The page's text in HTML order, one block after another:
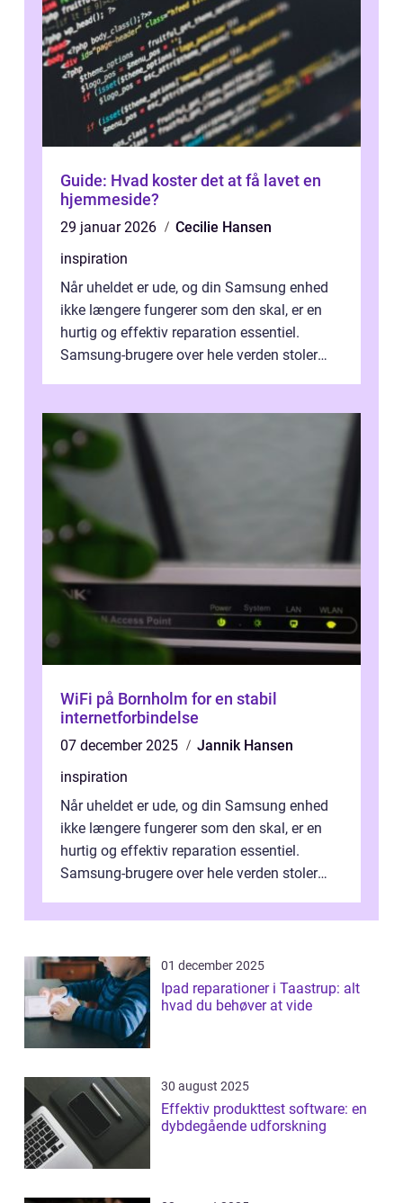
Guide: Hvad koster det at få lavet en
hjemmeside?
29 januar 2026
Cecilie Hansen
inspiration
Når uheldet er ude, og din Samsung enhed
ikke længere fungerer som den skal, er en
hurtig og effektiv reparation essentiel.
Samsung-brugere over hele verden stoler
WiFi på Bornholm for en stabil
internetforbindelse
07 december 2025
Jannik Hansen
inspiration
Når uheldet er ude, og din Samsung enhed
ikke længere fungerer som den skal, er en
hurtig og effektiv reparation essentiel.
Samsung-brugere over hele verden stoler
01 december 2025
Ipad reparationer i Taastrup: alt
hvad du behøver at vide
30 august 2025
Effektiv produkttest software: en
dybdegående udforskning